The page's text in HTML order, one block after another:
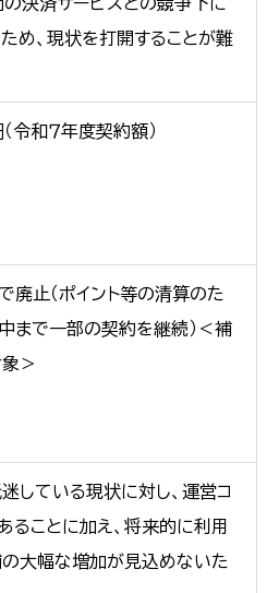
め、現状を打開することが難
和７年度契約額）
廃止（ポイント等の清算のた
まで一部の契約を継続）＜補
＞
している現状に対し、運営コ
ることに加え、将来的に利用
大幅な増加が見込めないた